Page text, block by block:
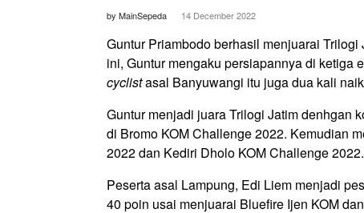
by MainSepeda 14 December 2022
Guntur Priambodo berhasil menjuarai
ini, Guntur mengaku persiapannya di ketiga
cyclistasal Banyuwangi itu juga dua kali
Guntur menjadi juara Trilogi Jatim denhgan
di Bromo KOM Challenge 2022. Kemudian
2022 dan Kediri Dholo KOM Challenge 2022.
Peserta asal Lampung, Edi Liem menjadi
40 poin usai menjuarai Bluefire Ijen KOM